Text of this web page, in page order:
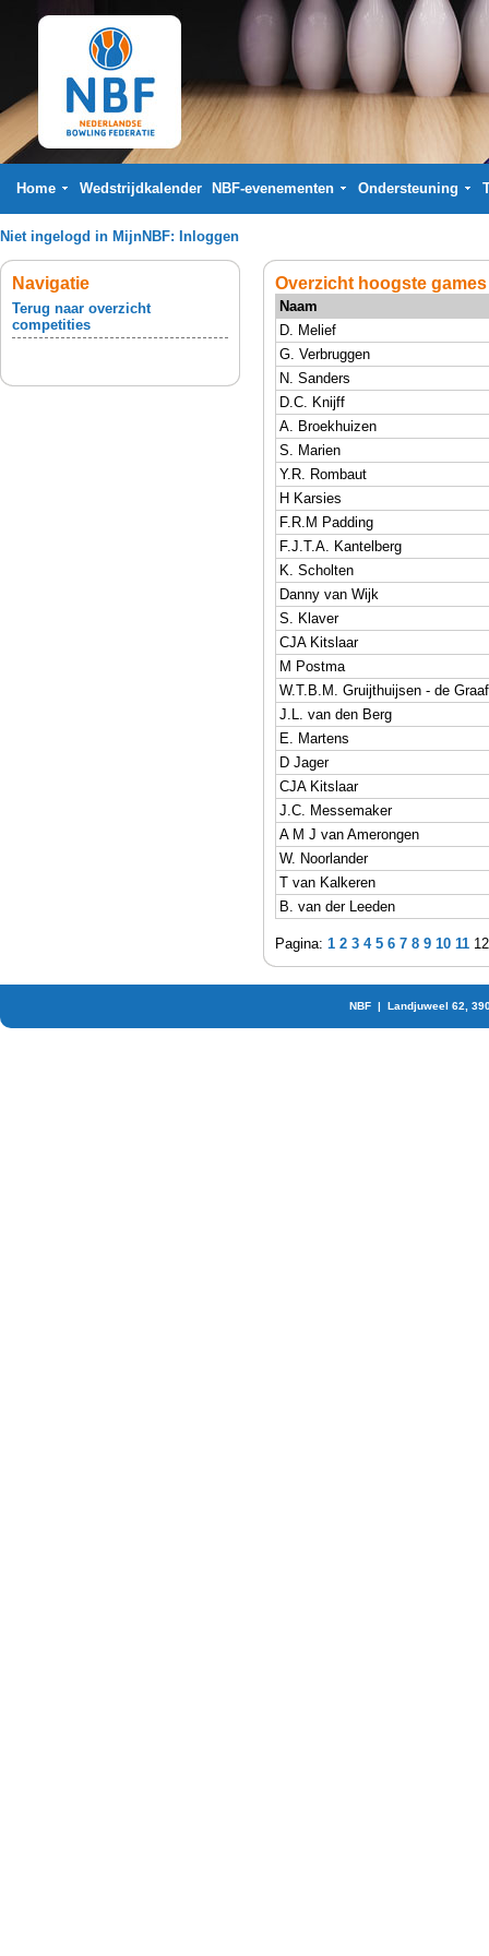
Home Wedstrijdkalender NBF-evenementen Ondersteuning
Niet ingelogd in MijnNBF: Inloggen
Navigatie
Terug naar overzicht
competities
Overzicht hoogste games
Naam
D. Melief
G. Verbruggen
N. Sanders
D.C. Knijff
A. Broekhuizen
S. Marien
Y.R. Rombaut
H Karsies
F.R.M Padding
F.J.T.A. Kantelberg
K. Scholten
Danny van Wijk
S. Klaver
CJA Kitslaar
M Postma
W.T.B.M. Gruijthuijsen - de Graaf
J.L. van den Berg
E. Martens
D Jager
CJA Kitslaar
J.C. Messemaker
A M J van Amerongen
W. Noorlander
T van Kalkeren
B. van der Leeden
Pagina: 1 2 3 4 5 6 7 8 9 10 11
NBF | Landjuweel 62,